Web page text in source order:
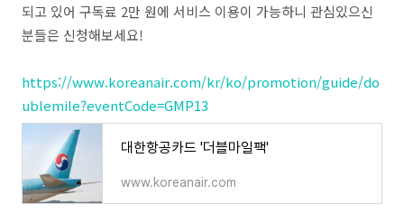
되고 있어 구독료 2만 원에 서비스 이용이 가능하니 관심있으신
분들은 신청해보세요!
https://www.koreanair.com/kr/ko/promotion/guide/do
ublemile?eventCode=GMP13
대한항공카드 '더블마일팩'
www.koreanair.com